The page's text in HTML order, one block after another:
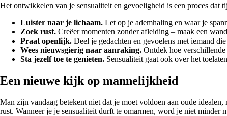
Het ontwikkelen van je sensualiteit en gevoeligheid is een proces
Luister naar je lichaam. Let op je ademhaling en waar je
Zoek rust. Creëer momenten zonder afleiding – maak een
Praat openlijk. Deel je gedachten en gevoelens met iemand
Wees nieuwsgierig naar aanraking. Ontdek hoe
Sta jezelf toe te genieten. Sensualiteit gaat ook over het
Een nieuwe kijk op mannelijkheid
Man zijn vandaag betekent niet dat je moet voldoen aan oude
rust. Wanneer je je sensualiteit durft te omarmen, word je niet minder